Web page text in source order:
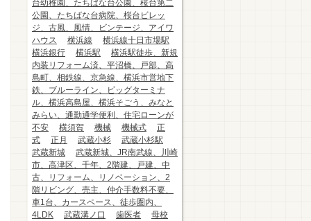
台幼稚園、たちばな台公園、桜台第二
公園、たちばな台病院、桜台ビレッ
ジ、古風、風情、ビンテージ、アイワ
ハウス
横浜線
横浜線十日市場駅
横浜銀行
横浜駅
横浜駅徒歩、新規
内装リフォーム済、平沼橋、戸部、高
島町、相鉄線、京急線、横浜市営地下
鉄、ブルーライン、ビッグターミナ
ル、横浜高島屋、横浜そごう、みなと
みらい、通勤通学便利、住宅ローンが
不安
横須賀 機械 機械式
正
式
正月 武蔵小杉
武蔵小杉駅
武蔵新城
武蔵新城、JR南武線、川崎
市、高津区、千年、2階建、戸建、中
古、リフォーム、リノベーション、2
階リビング、売主、仲介手数料不要、
車1台、カースペース、徒歩圏内、
4LDK
武蔵溝ノ口 歯医者
母校